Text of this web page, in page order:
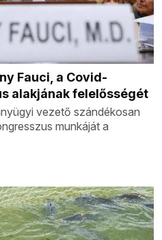
Fauci, a Covid-
alakjának felelősségét
vezető szándékosan
munkáját a